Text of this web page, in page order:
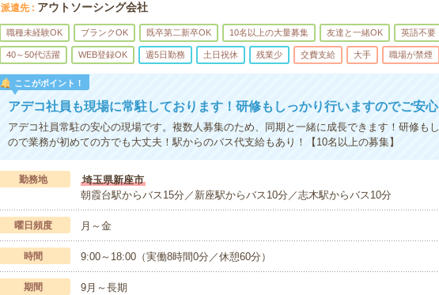
派遣先 アウトソーシング会社
職種未経験OK ブランクOK 既卒第二新卒OK 10名以上の大量募集 友達と一緒OK 英語不要
40～50代活躍 WEB登録OK 週5日勤務 土日祝休 残業少 交費支給 大手 職場が禁煙
ここがポイント！
アデコ社員も現場に常駐しております！研修もしっかり行いますのでご安心
アデコ社員常駐の安心の現場です。複数人募集のため、同期と一緒に成長できます！研修も
ので業務が初めての方でも大丈夫！駅からのバス代支給もあり！【10名以上の募集】
勤務地
埼玉県新座市
朝霞台駅からバス15分／新座駅からバス10分／志木駅からバス10分
曜日頻度 月～金
時間 9:00～18:00（実働8時間0分／休憩60分）
期間 9月～長期